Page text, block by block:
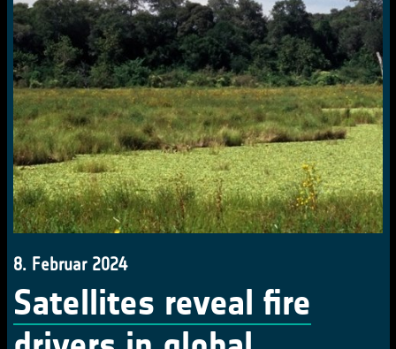
8. Februar 2024
Satellites reveal fire